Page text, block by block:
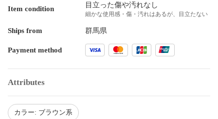
Item condition 目立った傷や汚れなし
細かな使用感・傷・汚れはあるが、目立たない
Ships from 群馬県
Payment method
Attributes
カラー: ブラウン系